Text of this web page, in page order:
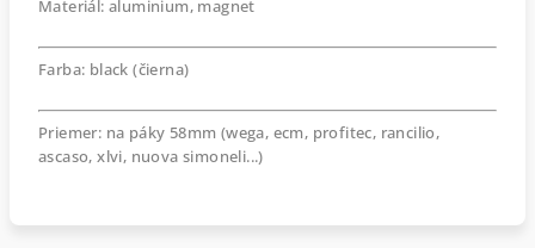
Materiál: aluminium, magnet
Farba: black (čierna)
Priemer: na páky 58mm (wega, ecm, profitec, rancilio,
ascaso, xlvi, nuova simoneli...)